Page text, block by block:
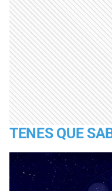
TENES QUE